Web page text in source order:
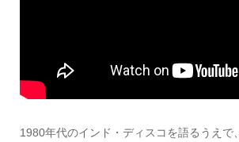
1980年代のインド・ディスコを語るうえで、